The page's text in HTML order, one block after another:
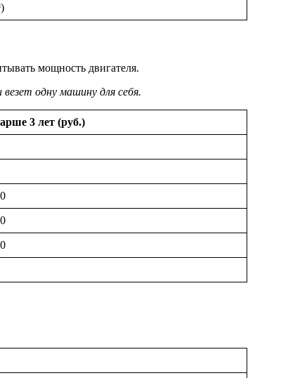
мощность двигателя.
одну машину для себя.
3 лет (руб.)